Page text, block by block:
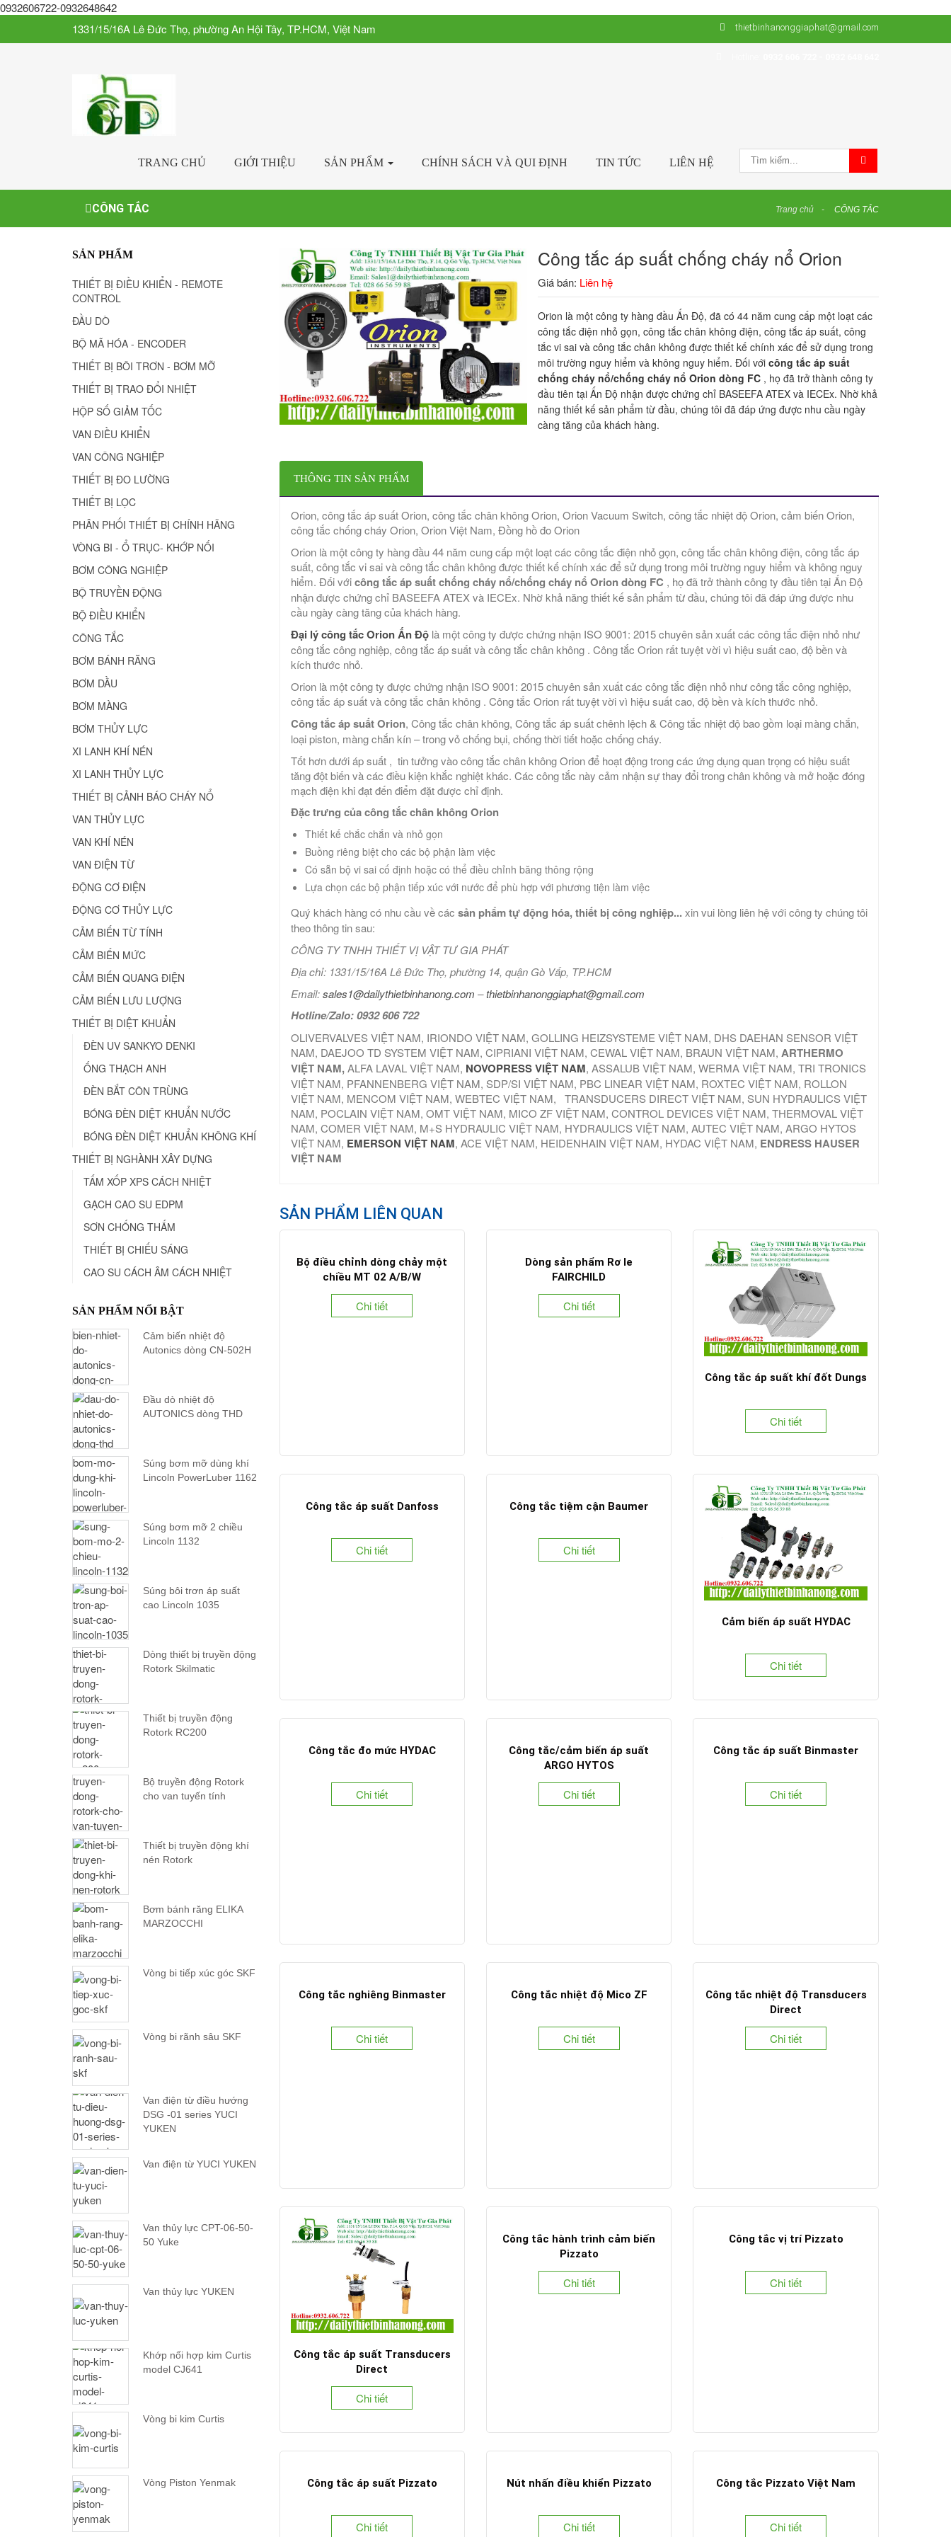
0932606722-0932648642
1331/15/16A Lê Đức Thọ, phường An Hội Tây, TP.HCM, Việt Nam
thietbinhanonggiaphat@gmail.com
TRANG CHỦ GIỚI THIỆU SẢN PHẨM CHÍNH SÁCH VÀ QUI ĐỊNH TIN TỨC LIÊN HỆ
CÔNG TẮC Trang chủ CÔNG TẮC
Công tắc áp suất chống cháy nổ Orion
Giá bán: Liên hệ
Orion là một công ty hàng đầu Ấn Độ, đã có 44 năm cung cấp một loạt các
công tắc điện nhỏ gọn, công tắc chân không điện, công tắc áp suất, công
tắc vi sai và công tắc chân không được thiết kế chính xác để sử dụng trong
môi trường nguy hiểm và không nguy hiểm. Đối vớicông tắc áp suất
chống cháy nổ/chống cháy nổ Orion dòng FC , họ đã trở thành công ty
đầu tiên tại Ấn Độ nhận được chứng chỉ BASEEFA ATEX và IECEx. Nhờ khả
năng thiết kế sản phẩm từ đầu, chúng tôi đã đáp ứng được nhu cầu ngày
càng tăng của khách hàng.
THÔNG TIN SẢN PHẨM
Orion, công tắc áp suất Orion, công tắc chân không Orion, Orion Vacuum Switch, công tắc nhiệt độ Orion, cảm biến Orion,
công tắc chống cháy Orion, Orion Việt Nam, Đồng hồ đo Orion
Orion là một công ty hàng đầu 44 năm cung cấp một loạt các công tắc điện nhỏ gọn, công tắc chân không điện, công tắc áp
suất, công tắc vi sai và công tắc chân không được thiết kế chính xác để sử dụng trong môi trường nguy hiểm và không nguy
hiểm. Đối vớicông tắc áp suất chống cháy nổ/chống cháy nổ Orion dòng FC , họ đã trở thành công ty đầu tiên tại Ấn Độ
nhận được chứng chỉ BASEEFA ATEX và IECEx. Nhờ khả năng thiết kế sản phẩm từ đầu, chúng tôi đã đáp ứng được nhu
cầu ngày càng tăng của khách hàng.
Đại lý công tắc Orion Ấn Độlà một công ty được chứng nhận ISO 9001: 2015 chuyên sản xuất các công tắc điện nhỏ như
công tắc công nghiệp, công tắc áp suất và công tắc chân không . Công tắc Orion rất tuyệt vời vì hiệu suất cao, độ bền và
kích thước nhỏ.
Orion là một công ty được chứng nhận ISO 9001: 2015 chuyên sản xuất các công tắc điện nhỏ như công tắc công nghiệp,
công tắc áp suất và công tắc chân không . Công tắc Orion rất tuyệt vời vì hiệu suất cao, độ bền và kích thước nhỏ.
Công tắc áp suất Orion, Công tắc chân không, Công tắc áp suất chênh lệch & Công tắc nhiệt độ bao gồm loại màng chắn,
loại piston, màng chắn kín – trong vỏ chống bụi, chống thời tiết hoặc chống cháy.
Tốt hơn dưới áp suất , tin tưởng vào công tắc chân không Orion để hoạt động trong các ứng dụng quan trọng có hiệu suất
tăng đột biến và các điều kiện khắc nghiệt khác. Các công tắc này cảm nhận sự thay đổi trong chân không và mở hoặc đóng
mạch điện khi đạt đến điểm đặt được chỉ định.
Đặc trưng của công tắc chân không Orion
Thiết kế chắc chắn và nhỏ gọn
Buồng riêng biệt cho các bộ phận làm việc
Có sẵn bộ vi sai cố định hoặc có thể điều chỉnh băng thông rộng
Lựa chọn các bộ phận tiếp xúc với nước để phù hợp với phương tiện làm việc
Quý khách hàng có nhu cầu về các sản phẩm tự động hóa, thiết bị công nghiệp...xin vui lòng liên hệ với công ty chúng tôi
theo thông tin sau:
CÔNG TY TNHH THIẾT VỊ VẬT TƯ GIA PHÁT
Địa chỉ: 1331/15/16A Lê Đức Thọ, phường 14, quận Gò Vấp, TP.HCM
Email:sales1@dailythietbinhanong.com –thietbinhanonggiaphat@gmail.com
Hotline/Zalo: 0932 606 722
OLIVERVALVES VIỆT NAM, IRIONDO VIỆT NAM, GOLLING HEIZSYSTEME VIỆT NAM, DHS DAEHAN SENSOR VIỆT
NAM, DAEJOO TD SYSTEM VIỆT NAM, CIPRIANI VIỆT NAM, CEWAL VIỆT NAM, BRAUN VIỆT NAM, ARTHERMO
VIỆT NAM,ALFA LAVAL VIỆT NAM, NOVOPRESS VIỆT NAM, ASSALUB VIỆT NAM, WERMA VIỆT NAM, TRI TRONICS
VIỆT NAM, PFANNENBERG VIỆT NAM, SDP/SI VIỆT NAM, PBC LINEAR VIỆT NAM, ROXTEC VIỆT NAM, ROLLON
VIỆT NAM, MENCOM VIỆT NAM, WEBTEC VIỆT NAM, TRANSDUCERS DIRECT VIỆT NAM, SUN HYDRAULICS VIỆT
NAM, POCLAIN VIỆT NAM, OMT VIỆT NAM, MICO ZF VIỆT NAM, CONTROL DEVICES VIỆT NAM, THERMOVAL VIỆT
NAM, COMER VIỆT NAM, M+S HYDRAULIC VIỆT NAM, HYDRAULICS VIỆT NAM, AUTEC VIỆT NAM, ARGO HYTOS
VIỆT NAM, EMERSON VIỆT NAM, ACE VIỆT NAM, HEIDENHAIN VIỆT NAM, HYDAC VIỆT NAM, ENDRESS HAUSER
VIỆT NAM
SẢN PHẨM LIÊN QUAN
Bộ điều chỉnh dòng chảy một
chiều MT 02 A/B/W
Chi tiết
Dòng sản phẩm Rơ le
FAIRCHILD
Chi tiết
Công tắc áp suất khí đốt Dungs
Chi tiết
Công tắc áp suất Danfoss
Chi tiết
Cảm biến áp suất HYDAC
Chi tiết
Công tắc đo mức HYDAC
Chi tiết
Công tắc/cảm biến áp suất
ARGO HYTOS
Chi tiết
Công tắc áp suất Binmaster
Chi tiết
Công tắc nghiêng Binmaster
Chi tiết
Công tắc nhiệt độ Mico ZF
Chi tiết
Công tắc nhiệt độ Transducers
Direct
Chi tiết
Công tắc áp suất Transducers
Direct
Chi tiết
Công tắc hành trình cảm biến
Pizzato
Chi tiết
Công tắc vị trí Pizzato
Chi tiết
Công tắc áp suất Pizzato
Chi tiết
Nút nhấn điều khiển Pizzato
Chi tiết
Công tắc Pizzato Việt Nam
Chi tiết
SẢN PHẨM
THIẾT BỊ ĐIỀU KHIỂN - REMOTE
CONTROL
ĐẦU DÒ
BỘ MÃ HÓA - ENCODER
THIẾT BỊ BÔI TRƠN - BƠM MỠ
THIẾT BỊ TRAO ĐỔI NHIỆT
HỘP SỐ GIẢM TỐC
VAN ĐIỀU KHIỂN
VAN CÔNG NGHIỆP
THIẾT BỊ ĐO LƯỜNG
THIẾT BỊ LỌC
PHÂN PHỐI THIẾT BỊ CHÍNH HÃNG
VÒNG BI - Ổ TRỤC- KHỚP NỐI
BƠM CÔNG NGHIỆP
BỘ TRUYỀN ĐỘNG
BỘ ĐIỀU KHIỂN
CÔNG TẮC
BƠM BÁNH RĂNG
BƠM DẦU
BƠM MÀNG
BƠM THỦY LỰC
XI LANH KHÍ NÉN
XI LANH THỦY LỰC
THIẾT BỊ CẢNH BÁO CHÁY NỔ
VAN THỦY LỰC
VAN KHÍ NÉN
VAN ĐIỆN TỪ
ĐỘNG CƠ ĐIỆN
ĐỘNG CƠ THỦY LỰC
CẢM BIẾN TỪ TÍNH
CẢM BIẾN MỨC
CẢM BIẾN QUANG ĐIỆN
CẢM BIẾN LƯU LƯỢNG
THIẾT BỊ DIỆT KHUẨN
ĐÈN UV SANKYO DENKI
ỐNG THẠCH ANH
ĐÈN BẮT CÔN TRÙNG
BÓNG ĐÈN DIỆT KHUẨN NƯỚC
BÓNG ĐÈN DIỆT KHUẨN KHÔNG KHÍ
THIẾT BỊ NGHÀNH XÂY DỰNG
TẤM XỐP XPS CÁCH NHIỆT
GẠCH CAO SU EDPM
SƠN CHỐNG THẤM
THIẾT BỊ CHIẾU SÁNG
CAO SU CÁCH ÂM CÁCH NHIỆT
SẢN PHẨM NỔI BẬT
Cảm biến nhiệt độ
Autonics dòng CN-502H
Đầu dò nhiệt độ
AUTONICS dòng THD
Súng bơm mỡ dùng khí
Lincoln PowerLuber 1162
Súng bơm mỡ 2 chiều
Lincoln 1132
Súng bôi trơn áp suất
cao Lincoln 1035
Dòng thiết bị truyền động
Rotork Skilmatic
Thiết bị truyền động
Rotork RC200
Bộ truyền động Rotork
cho van tuyến tính
Thiết bị truyền động khí
nén Rotork
Bơm bánh răng ELIKA
MARZOCCHI
Vòng bi tiếp xúc góc SKF
Vòng bi rãnh sâu SKF
Van điện từ điều hướng
DSG -01 series YUCI
YUKEN
Van điện từ YUCI YUKEN
Van thủy lực CPT-06-50-
50 Yuke
Van thủy lực YUKEN
Khớp nối hợp kim Curtis
model CJ641
Vòng bi kim Curtis
Vòng Piston Yenmak